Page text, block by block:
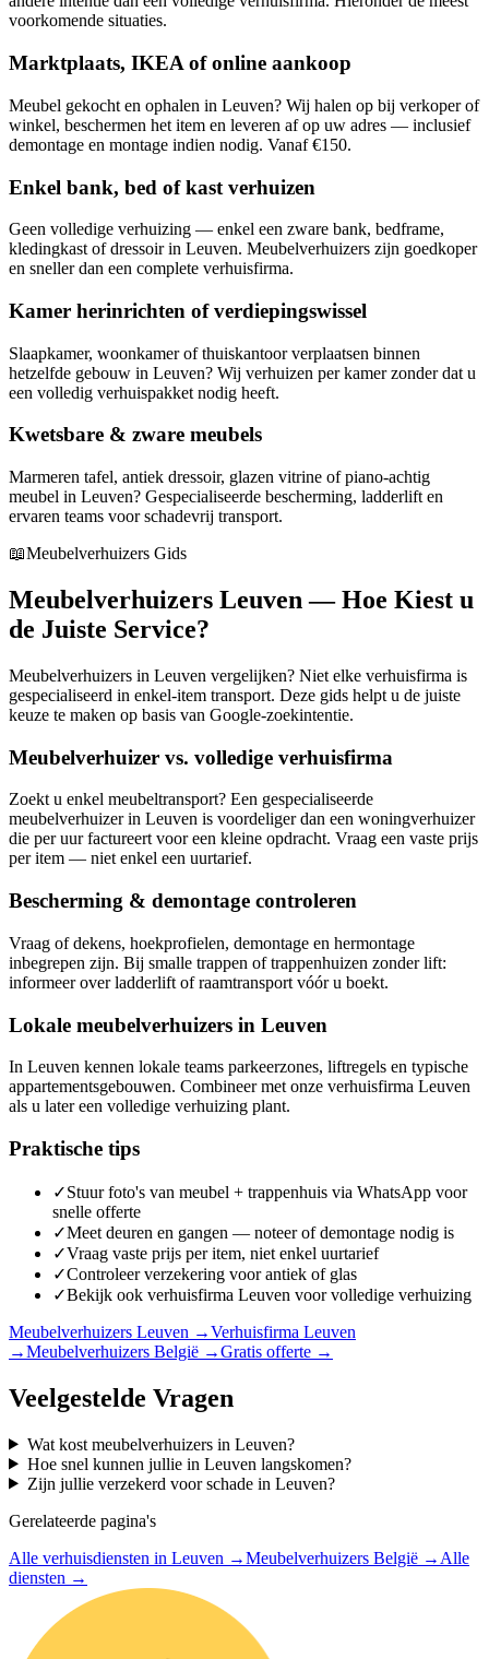
voorkomende situaties.
Marktplaats, IKEA of online aankoop
Meubel gekocht en ophalen in Leuven? Wij halen op bij verkoper of
winkel, beschermen het item en leveren af op uw adres — inclusief
demontage en montage indien nodig. Vanaf €150.
Enkel bank, bed of kast verhuizen
Geen volledige verhuizing — enkel een zware bank, bedframe,
kledingkast of dressoir in Leuven. Meubelverhuizers zijn goedkoper
en sneller dan een complete verhuisfirma.
Kamer herinrichten of verdiepingswissel
Slaapkamer, woonkamer of thuiskantoor verplaatsen binnen
hetzelfde gebouw in Leuven? Wij verhuizen per kamer zonder dat u
een volledig verhuispakket nodig heeft.
Kwetsbare & zware meubels
Marmeren tafel, antiek dressoir, glazen vitrine of piano-achtig
meubel in Leuven? Gespecialiseerde bescherming, ladderlift en
ervaren teams voor schadevrij transport.
📖Meubelverhuizers Gids
Meubelverhuizers Leuven — Hoe Kiest u
de Juiste Service?
Meubelverhuizers in Leuven vergelijken? Niet elke verhuisfirma is
gespecialiseerd in enkel-item transport. Deze gids helpt u de juiste
keuze te maken op basis van Google-zoekintentie.
Meubelverhuizer vs. volledige verhuisfirma
Zoekt u enkel meubeltransport? Een gespecialiseerde
meubelverhuizer in Leuven is voordeliger dan een woningverhuizer
die per uur factureert voor een kleine opdracht. Vraag een vaste prijs
per item — niet enkel een uurtarief.
Bescherming & demontage controleren
Vraag of dekens, hoekprofielen, demontage en hermontage
inbegrepen zijn. Bij smalle trappen of trappenhuizen zonder lift:
informeer over ladderlift of raamtransport vóór u boekt.
Lokale meubelverhuizers in Leuven
In Leuven kennen lokale teams parkeerzones, liftregels en typische
appartementsgebouwen. Combineer met onze verhuisfirma Leuven
als u later een volledige verhuizing plant.
Praktische tips
✓Stuur foto's van meubel + trappenhuis via WhatsApp voor
snelle offerte
✓Meet deuren en gangen — noteer of demontage nodig is
✓Vraag vaste prijs per item, niet enkel uurtarief
✓Controleer verzekering voor antiek of glas
✓Bekijk ook verhuisfirma Leuven voor volledige verhuizing
Meubelverhuizers Leuven →Verhuisfirma Leuven
→Meubelverhuizers België →Gratis offerte →
Veelgestelde Vragen
Wat kost meubelverhuizers in Leuven?
Hoe snel kunnen jullie in Leuven langskomen?
Zijn jullie verzekerd voor schade in Leuven?
Gerelateerde pagina's
Alle verhuisdiensten in Leuven →Meubelverhuizers België → Alle
diensten →